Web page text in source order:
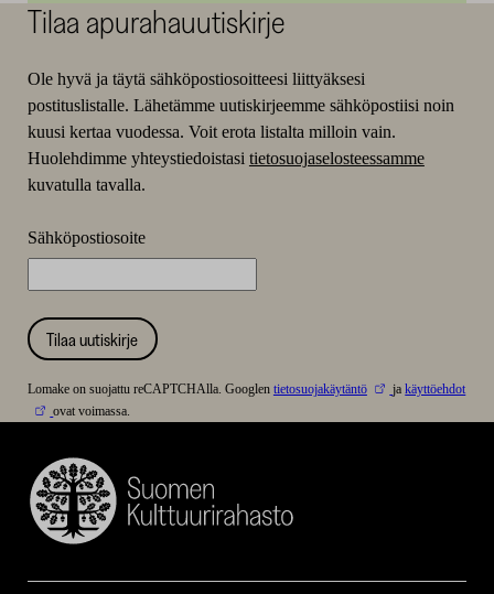
Tilaa apurahauutiskirje
Ole hyvä ja täytä sähköpostiosoitteesi liittyäksesi
postituslistalle. Lähetämme uutiskirjeemme sähköpostiisi noin
kuusi kertaa vuodessa. Voit erota listalta milloin vain.
Huolehdimme yhteystiedoistasi tietosuojaselosteessamme
kuvatulla tavalla.
Sähköpostiosoite
Tilaa uutiskirje
Lomake on suojattu reCAPTCHAlla. Googlen tietosuojakäytäntö jakäyttöehdot
ovat voimassa.
Suomen
Kulttuurirahasto